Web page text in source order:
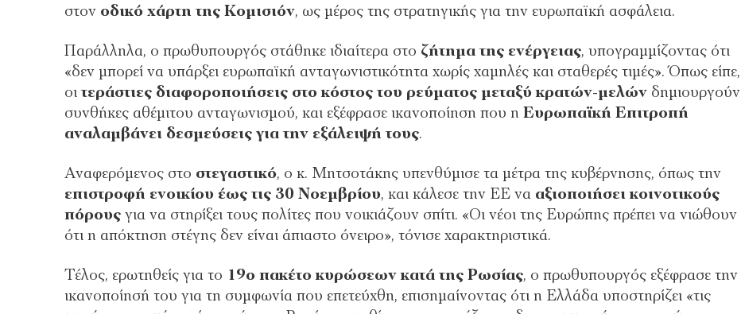
στον οδικό χάρτη της Κομισιόν, ως μέρος της στρατηγικής για την ευρωπαϊκή ασφάλεια.
Παράλληλα, ο πρωθυπουργός στάθηκε ιδιαίτερα στο ζήτημα της ενέργειας, υπογραμμίζοντας ότι
«δεν μπορεί να υπάρξει ευρωπαϊκή ανταγωνιστικότητα χωρίς χαμηλές και σταθερές τιμές». Όπως είπε,
οιτεράστιες διαφοροποιήσεις στο κόστος του ρεύματος μεταξύ κρατών-μελώνδημιουργούν
συνθήκες αθέμιτου ανταγωνισμού, και εξέφρασε ικανοποίηση που η Ευρωπαϊκή Επιτροπή
αναλαμβάνει δεσμεύσεις για την εξάλειψή τους.
Αναφερόμενος στο στεγαστικό, ο κ. Μητσοτάκης υπενθύμισε τα μέτρα της κυβέρνησης, όπως την
επιστροφή ενοικίου έως τις 30 Νοεμβρίου, και κάλεσε την ΕΕ να αξιοποιήσει κοινοτικούς
πόρουςγια να στηρίξει τους πολίτες που νοικιάζουν σπίτι. «Οι νέοι της Ευρώπης πρέπει να νιώθουν
ότι η απόκτηση στέγης δεν είναι άπιαστο όνειρο», τόνισε χαρακτηριστικά.
Τέλος, ερωτηθείς για το 19ο πακέτο κυρώσεων κατά της Ρωσίας, ο πρωθυπουργός εξέφρασε την
ικανοποίησή του για τη συμφωνία που επετεύχθη, επισημαίνοντας ότι η Ελλάδα υποστηρίζει «τις